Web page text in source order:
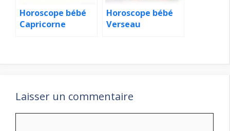
Horoscope bébé
Capricorne
Horoscope bébé
Verseau
Laisser un commentaire